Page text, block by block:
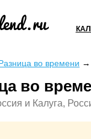
во времени →
во
и Калуга,